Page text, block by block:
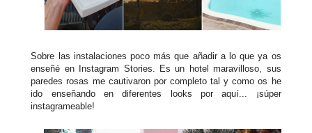
Sobre las instalaciones poco más que añadir a lo que ya os
enseñé en Instagram Stories. Es un hotel maravilloso, sus
paredes rosas me cautivaron por completo tal y como os he
ido enseñando en diferentes looks por aquí... ¡súper
instagrameable!